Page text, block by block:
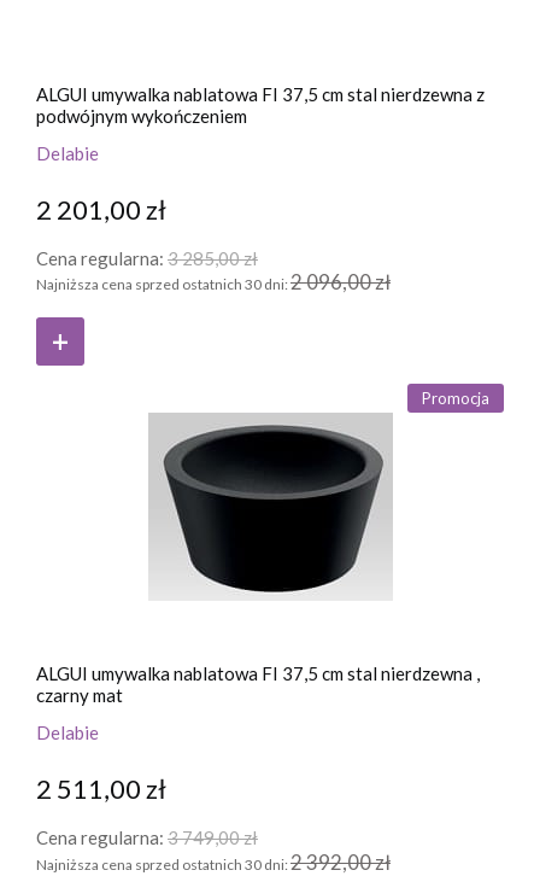
ALGUI umywalka nablatowa FI 37,5 cm stal nierdzewna z
podwójnym wykończeniem
Delabie
2 201,00 zł
Cena regularna: 3 285,00 zł
Najniższa cena sprzed ostatnich 30 dni: 2 096,00 zł
ALGUI umywalka nablatowa FI 37,5 cm stal nierdzewna ,
czarny mat
Delabie
2 511,00 zł
Cena regularna: 3 749,00 zł
Najniższa cena sprzed ostatnich 30 dni: 2 392,00 zł
Promocja